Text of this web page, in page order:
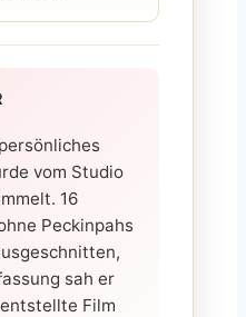
vom Studio
16
Peckinpahs
sah er
Film